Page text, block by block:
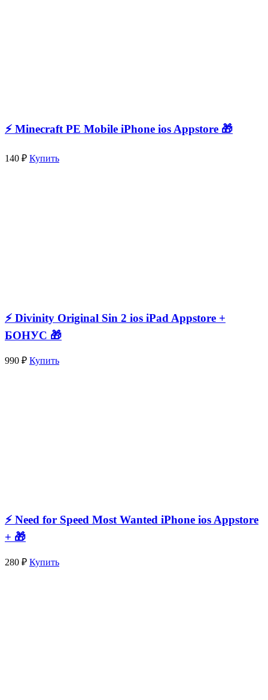
⚡️ Minecraft PE Mobile iPhone ios Appstore 🎁
140 ₽ Купить
⚡️ Divinity Original Sin 2 ios iPad Appstore +
БОНУС 🎁
990 ₽ Купить
⚡️ Need for Speed Most Wanted iPhone ios Appstore
+ 🎁
280 ₽ Купить